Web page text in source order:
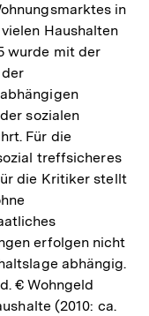
in
Haushalten
wurde mit der
sozialen
Für die
treffsicheres
die Kritiker stellt
erfolgen nicht
abhängig.
€ Wohngeld
(2010: ca.